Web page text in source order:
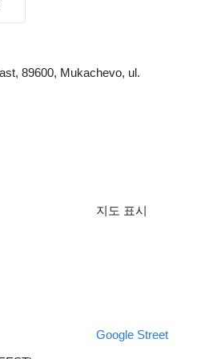
89600, Mukachevo, ul.
지도 표시
Google Street